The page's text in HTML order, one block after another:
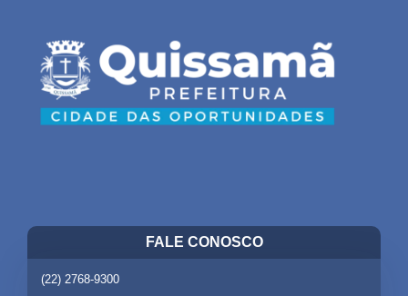
FALE CONOSCO
(22) 2768-9300